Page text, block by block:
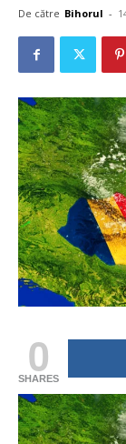
De către Bihorul -
0
SHARES